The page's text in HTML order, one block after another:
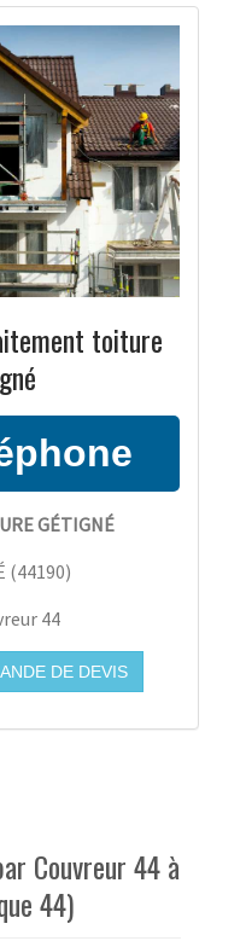
toiture
GÉTIGNÉ
(44190)
44
DE DEVIS
Couvreur 44 à
44)